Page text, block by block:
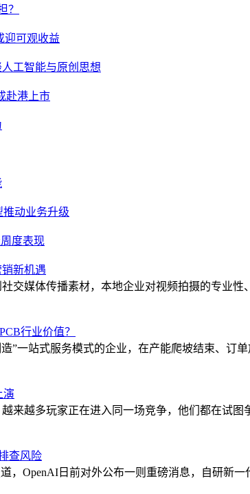
？
迎可观收益
工智能与原创思想
赴港上市
动业务升级
度表现
新机遇
交媒体传播素材，本地企业对视频拍摄的专业
行业价值？
”一站式服务模式的企业，在产能爬坡结束、订
演
来越多玩家正在进入同一场竞争，他们都在试
查风险
道，OpenAI日前对外公布一则重磅消息，自研